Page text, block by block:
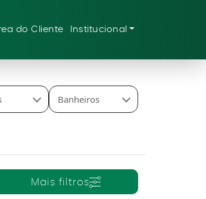
do Cliente Institucional
Banheiros
Mais filtros